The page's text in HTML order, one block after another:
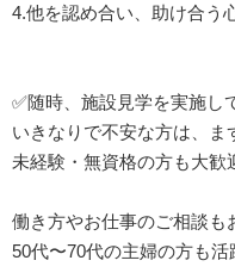
4.他を認め合い、助け合う
✅随時、施設見学を実施し
いきなりで不安な方は、ま
未経験・無資格の方も大歓
働き方やお仕事のご相談も
50代〜70代の主婦の方も活